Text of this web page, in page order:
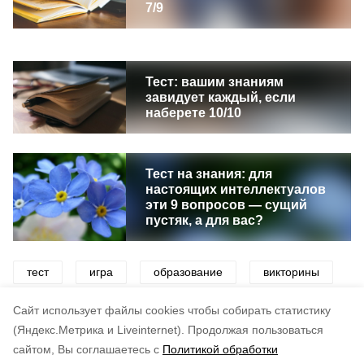
Cайт использует файлы cookies чтобы собирать статистику
(Яндекс.Метрика и Liveinternet).
Продолжая пользоваться
сайтом, Вы соглашаетесь с Политикой обработки
7/9
Тест: вашим знаниям
завидует каждый, если
наберете 10/10
Тест на знания: для
настоящих интеллектуалов
эти 9 вопросов — сущий
пустяк, а для вас?
тест игра образование викторины
школа логика